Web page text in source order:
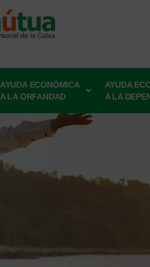
AYUDA ECONÓMICA
A LA ORFANDAD
AYUDA
A LA